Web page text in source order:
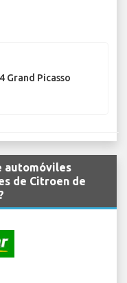
Grand Picasso
automóviles
de Citroen de